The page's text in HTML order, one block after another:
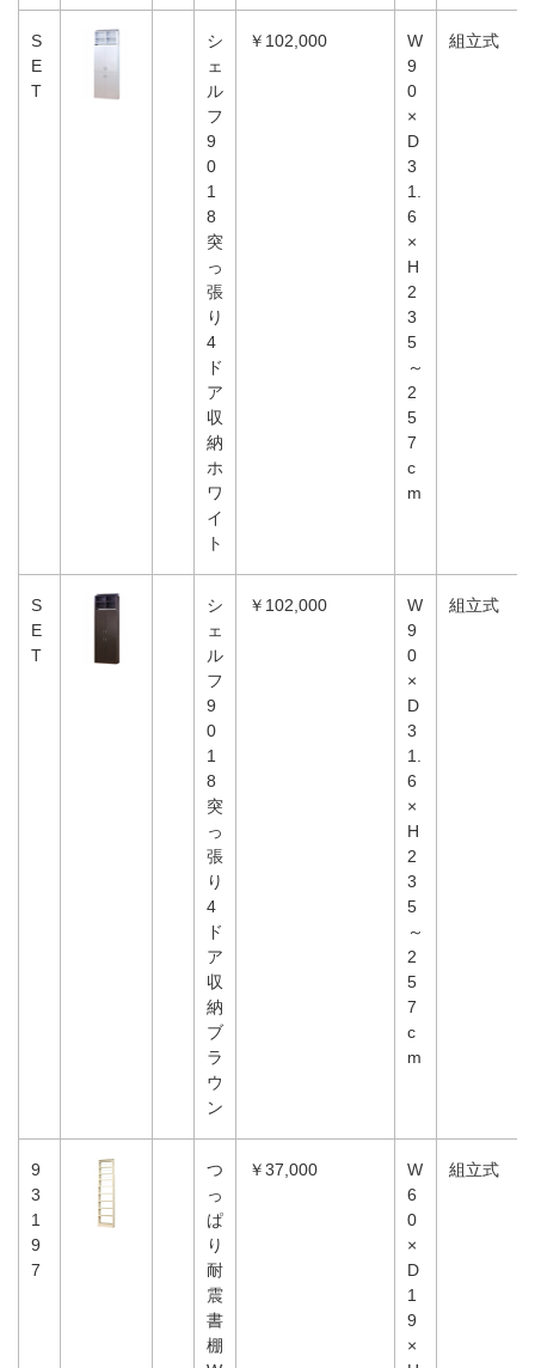
S
E
T
シ
ェ
ル
フ
9
0
1
8
突
っ
張
り
4
ド
ア
収
納
ホ
ワ
イ
ト
￥102,000
W
9
0
×
D
3
1.
6
×
H
2
3
5
～
2
5
7
c
m
組立式
S
E
T
シ
ェ
ル
フ
9
0
1
8
突
っ
張
り
4
ド
ア
収
納
ブ
ラ
ウ
ン
￥102,000
W
9
0
×
D
3
1.
6
×
H
2
3
5
～
2
5
7
c
m
組立式
9
3
1
9
7
つ
っ
ぱ
り
耐
震
書
棚
￥37,000
W
6
0
×
D
1
9
×
組立式